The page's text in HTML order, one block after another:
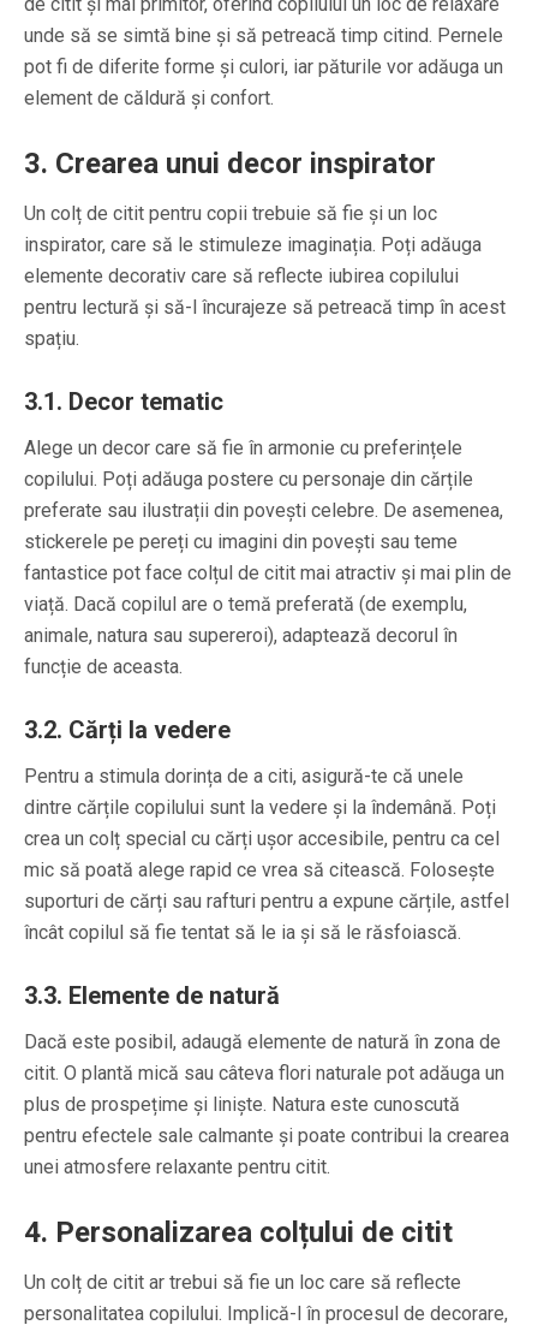
de citit și mai primitor, oferind copilului un loc de relaxare
unde să se simtă bine și să petreacă timp citind. Pernele
pot fi de diferite forme și culori, iar păturile vor adăuga un
element de căldură și confort.
3. Crearea unui decor inspirator
Un colț de citit pentru copii trebuie să fie și un loc
inspirator, care să le stimuleze imaginația. Poți adăuga
elemente decorativ care să reflecte iubirea copilului
pentru lectură și să-l încurajeze să petreacă timp în acest
spațiu.
3.1. Decor tematic
Alege un decor care să fie în armonie cu preferințele
copilului. Poți adăuga postere cu personaje din cărțile
preferate sau ilustrații din povești celebre. De asemenea,
stickerele pe pereți cu imagini din povești sau teme
fantastice pot face colțul de citit mai atractiv și mai plin de
viață. Dacă copilul are o temă preferată (de exemplu,
animale, natura sau supereroi), adaptează decorul în
funcție de aceasta.
3.2. Cărți la vedere
Pentru a stimula dorința de a citi, asigură-te că unele
dintre cărțile copilului sunt la vedere și la îndemână. Poți
crea un colț special cu cărți ușor accesibile, pentru ca cel
mic să poată alege rapid ce vrea să citească. Folosește
suporturi de cărți sau rafturi pentru a expune cărțile, astfel
încât copilul să fie tentat să le ia și să le răsfoiască.
3.3. Elemente de natură
Dacă este posibil, adaugă elemente de natură în zona de
citit. O plantă mică sau câteva flori naturale pot adăuga un
plus de prospețime și liniște. Natura este cunoscută
pentru efectele sale calmante și poate contribui la crearea
unei atmosfere relaxante pentru citit.
4. Personalizarea colțului de citit
Un colț de citit ar trebui să fie un loc care să reflecte
personalitatea copilului. Implică-l în procesul de decorare,